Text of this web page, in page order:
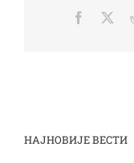
Facebook
НАЈНОВИЈЕ ВЕСТИ